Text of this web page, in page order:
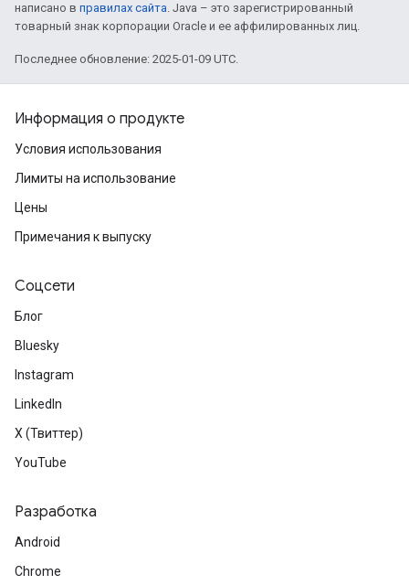
написано в правилах сайта. Java – это зарегистрированный
товарный знак корпорации Oracle и ее аффилированных лиц.
Последнее обновление: 2025-01-09 UTC.
Информация о продукте
Условия использования
Лимиты на использование
Цены
Примечания к выпуску
Соцсети
Блог
Bluesky
Instagram
LinkedIn
X (Твиттер)
YouTube
Разработка
Android
Chrome